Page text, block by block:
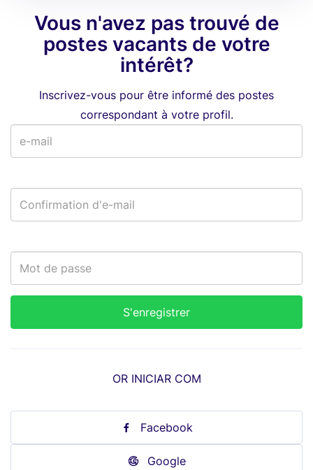
Vous n'avez pas trouvé de
postes vacants de votre
intérêt?
Inscrivez-vous pour être informé des postes
correspondant à votre profil.
OR INICIAR COM
Facebook
Google